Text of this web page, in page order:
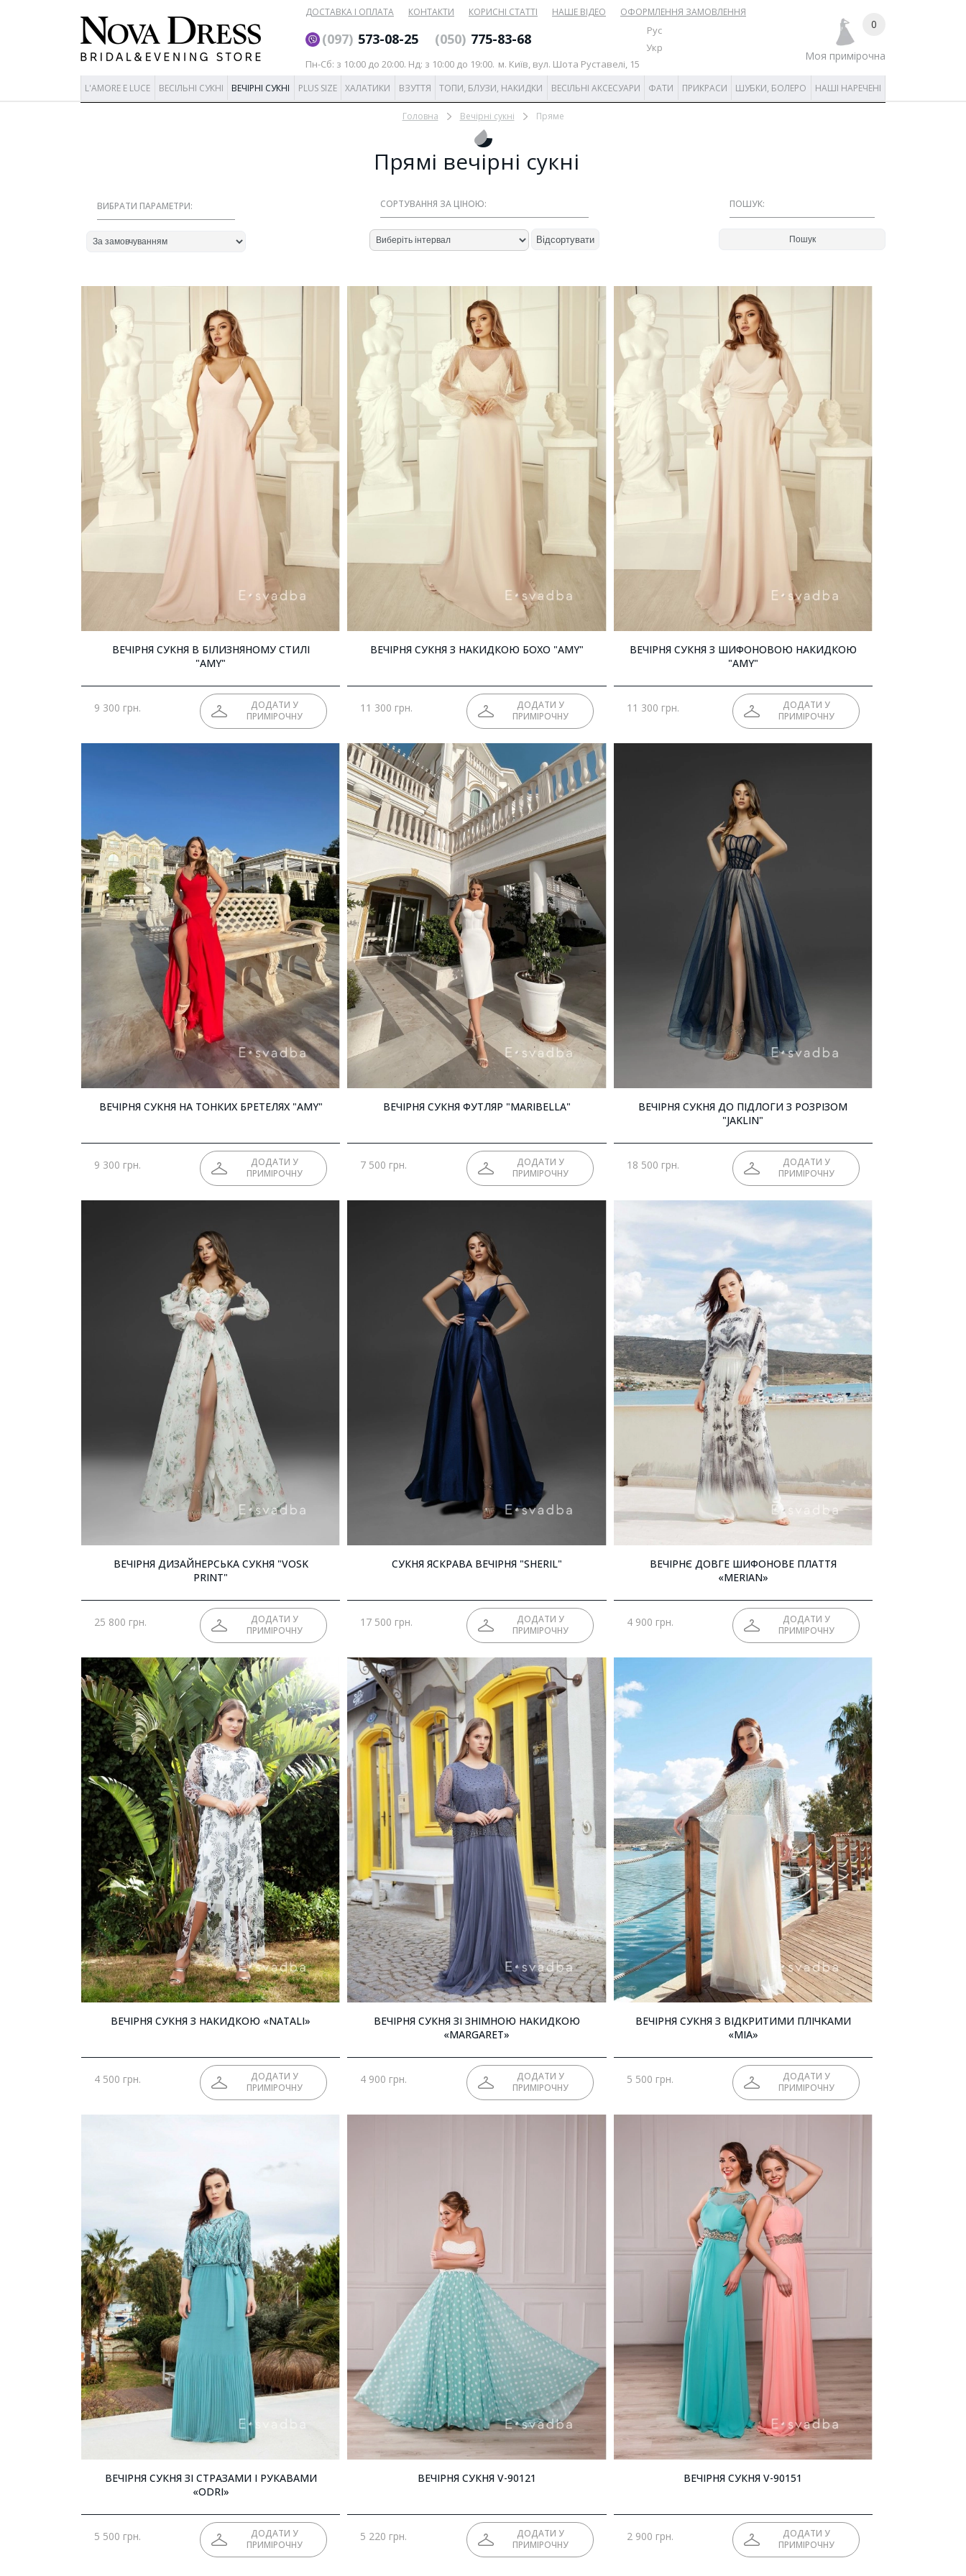
ДОСТАВКА І ОПЛАТА КОНТАКТИ КОРИСНІ СТАТТІ НАШЕ ВІДЕО ОФОРМЛЕННЯ ЗАМОВЛЕННЯ
‎(097) 573-08-25 (‎050) 775-83-68
Рус
Укр
Пн-Сб: з 10:00 до 20:00. Нд: з 10:00 до 19:00. м. Київ, вул. Шота Руставелі, 15
0
Моя примірочна
L'AMORE E LUCE ВЕСІЛЬНІ СУКНІ ВЕЧІРНІ СУКНІ PLUS SIZE ХАЛАТИКИ ВЗУТТЯ ТОПИ, БЛУЗИ, НАКИДКИ ВЕСІЛЬНІ АКСЕСУАРИ ФАТИ ПРИКРАСИ ШУБКИ, БОЛЕРО НАШІ НАРЕЧЕНІ
Головна Вечірні сукні Пряме
Прямі вечірні сукні
ВИБРАТИ ПАРАМЕТРИ: СОРТУВАННЯ ЗА ЦІНОЮ:
Відсортувати
ПОШУК:
ВЕЧІРНЯ СУКНЯ В БІЛИЗНЯНОМУ СТИЛІ
"AMY"
9 300 грн.
ДОДАТИ У
ПРИМІРОЧНУ
ВЕЧІРНЯ СУКНЯ З НАКИДКОЮ БОХО "AMY"
11 300 грн.
ДОДАТИ У
ПРИМІРОЧНУ
ВЕЧІРНЯ СУКНЯ З ШИФОНОВОЮ НАКИДКОЮ
"AMY"
11 300 грн.
ДОДАТИ У
ПРИМІРОЧНУ
ВЕЧІРНЯ СУКНЯ НА ТОНКИХ БРЕТЕЛЯХ "AMY"
9 300 грн.
ДОДАТИ У
ПРИМІРОЧНУ
ВЕЧІРНЯ СУКНЯ ФУТЛЯР "MARIBELLA"
7 500 грн.
ДОДАТИ У
ПРИМІРОЧНУ
ВЕЧІРНЯ СУКНЯ ДО ПІДЛОГИ З РОЗРІЗОМ
"JAKLIN"
18 500 грн.
ДОДАТИ У
ПРИМІРОЧНУ
ВЕЧІРНЯ ДИЗАЙНЕРСЬКА СУКНЯ "VOSK
PRINT"
25 800 грн.
ДОДАТИ У
ПРИМІРОЧНУ
СУКНЯ ЯСКРАВА ВЕЧІРНЯ "SHERIL"
17 500 грн.
ДОДАТИ У
ПРИМІРОЧНУ
ВЕЧІРНЄ ДОВГЕ ШИФОНОВЕ ПЛАТТЯ
«MERIAN»
4 900 грн.
ДОДАТИ У
ПРИМІРОЧНУ
ВЕЧІРНЯ СУКНЯ З НАКИДКОЮ «NATALI»
4 500 грн.
ДОДАТИ У
ПРИМІРОЧНУ
ВЕЧІРНЯ СУКНЯ ЗІ ЗНІМНОЮ НАКИДКОЮ
«MARGARET»
4 900 грн.
ДОДАТИ У
ПРИМІРОЧНУ
ВЕЧІРНЯ СУКНЯ З ВІДКРИТИМИ ПЛІЧКАМИ
«MIA»
5 500 грн.
ДОДАТИ У
ПРИМІРОЧНУ
ВЕЧІРНЯ СУКНЯ ЗІ СТРАЗАМИ І РУКАВАМИ
«ODRI»
5 500 грн.
ДОДАТИ У
ПРИМІРОЧНУ
ВЕЧІРНЯ СУКНЯ V-90121
5 220 грн.
ДОДАТИ У
ПРИМІРОЧНУ
ВЕЧІРНЯ СУКНЯ V-90151
2 900 грн.
ДОДАТИ У
ПРИМІРОЧНУ